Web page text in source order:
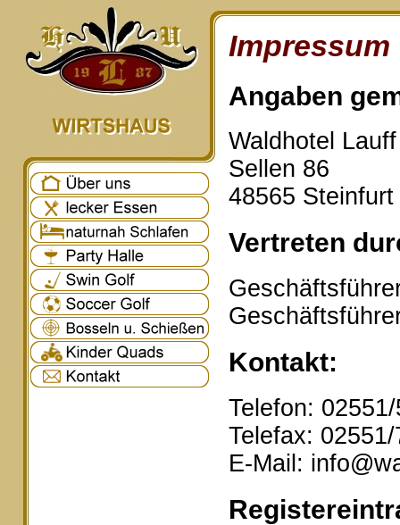
Impressum
Angaben
Waldhotel
Sellen 86
48565 Steinfurt
Vertreten
Kontakt:
Telefon:
Telefax:
E-Mail: